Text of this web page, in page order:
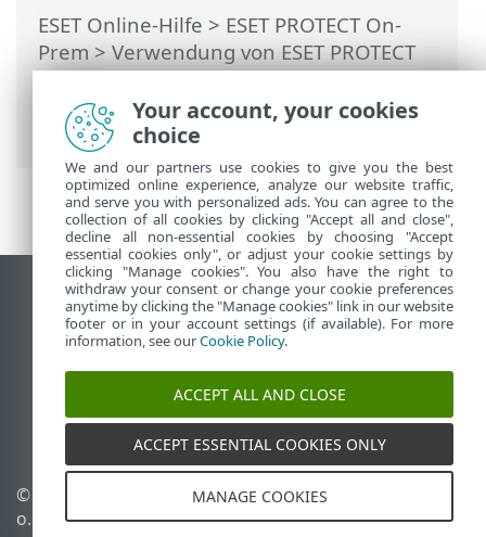
ESET Online-Hilfe > ESET PROTECT On-
Prem>Verwendung von ESET PROTECT
On-Prem>ESET PROTECT On-Prem
Hauptmenü>Computer >Gruppen>
Zuweisen einer Policy zu einer Gruppe
Desktop-Site anzeigen
End of Life
ESET Knowledgebase
ESET Status Portal
Regionaler Support
© 1992 - 2026 ESET, spol. s r.
o. - Alle Rechte
Cookies verwalten
Cookie-Richtlinie
Your account, your cookies
choice
We and our partners use cookies to give you the best
optimized online experience, analyze our website traffic,
and serve you with personalized ads. You can agree to the
collection of all cookies by clicking "Accept all and close",
decline all non-essential cookies by choosing "Accept
essential cookies only", or adjust your cookie settings by
clicking "Manage cookies". You also have the right to
withdraw your consent or change your cookie preferences
anytime by clicking the "Manage cookies" link in our website
footer or in your account settings (if available). For more
information, see ourCookie Policy.
ACCEPT ALL AND CLOSE
ACCEPT ESSENTIAL COOKIES ONLY
MANAGE COOKIES